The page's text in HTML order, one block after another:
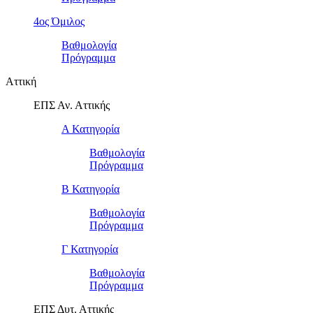
4ος Όμιλος
Βαθμολογία
Πρόγραμμα
Αττική
ΕΠΣ Αν. Αττικής
Α Κατηγορία
Βαθμολογία
Πρόγραμμα
Β Κατηγορία
Βαθμολογία
Πρόγραμμα
Γ Κατηγορία
Βαθμολογία
Πρόγραμμα
ΕΠΣ Δυτ. Αττικής